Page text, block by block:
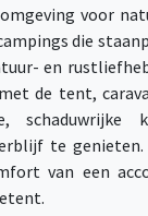
voor
die
en
de tent,
schaduwrijke
te genieten.
van een